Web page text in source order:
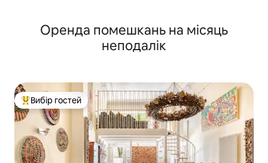
Оренда помешкань на місяць
неподалік
Топ вибір гостей
Вибір гостей